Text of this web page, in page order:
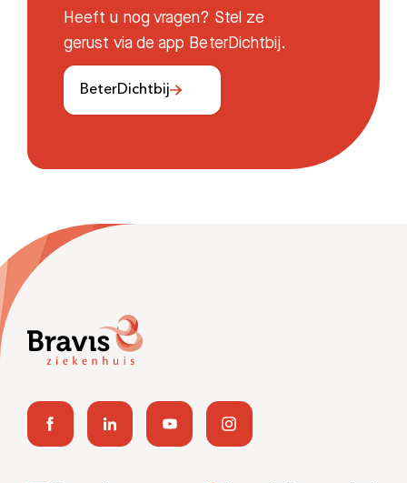
Heeft u nog vragen? Stel ze
gerust via de app BeterDichtbij.
BeterDichtbij